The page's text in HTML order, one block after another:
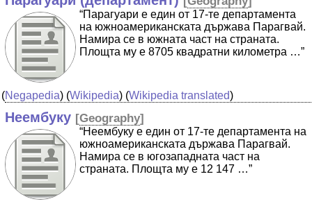
“Парагуари е един от 17-те департамента
на южноамериканската държава Парагвай.
Намира се в южната част на страната.
Площта му е 8705 квадратни километра …”
(Negapedia) (Wikipedia) (Wikipedia translated)
Неембуку [Geography]
“Неембуку е един от 17-те департамента на
южноамериканската държава Парагвай.
Намира се в югозападната част на
страната. Площта му е 12 147 …”